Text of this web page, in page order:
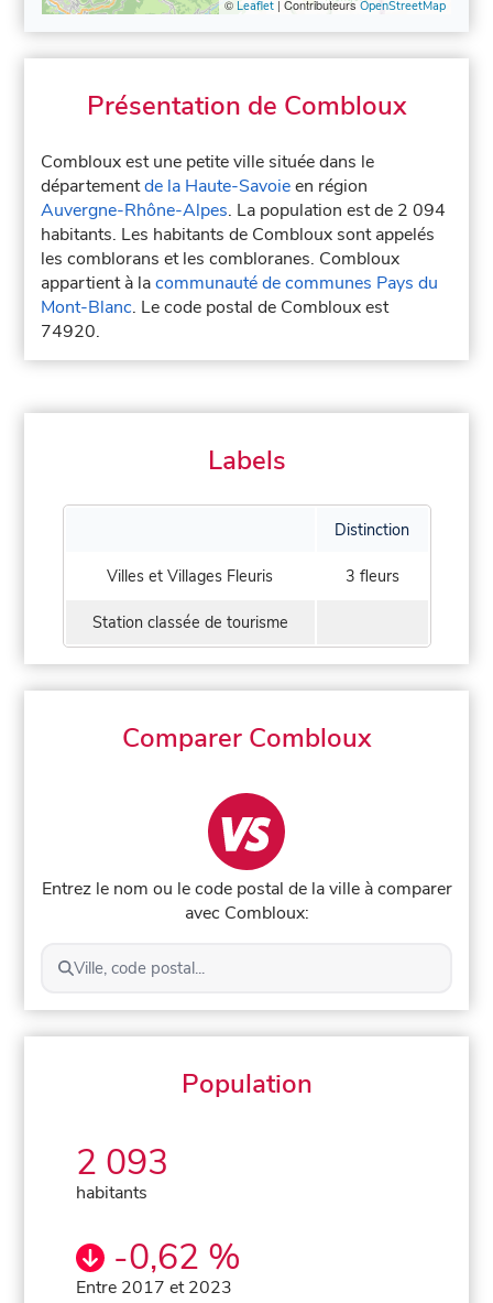
© Leaflet| ContributeursOpenStreetMap
Présentation de Combloux
Combloux est une petite ville située dans le
départementde la Haute-Savoieen région
Auvergne-Rhône-Alpes. La population est de 2 094
habitants. Les habitants de Combloux sont appelés
les comblorans et les combloranes. Combloux
appartient à lacommunauté de communes Pays du
Mont-Blanc. Le code postal de Combloux est
74920.
Labels
Distinction
Villes et Villages Fleuris 3 fleurs
Station classée de tourisme
Comparer Combloux
Entrez le nom ou le code postal de la ville à comparer
avec Combloux:
Ville, code postal...
Population
2 093
habitants
-0,62 %
Entre 2017 et 2023